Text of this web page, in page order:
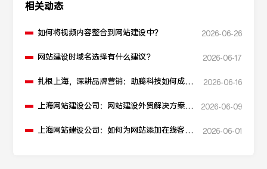
相关动态
如何将视频内容整合到网站建设中？ 2026-06-26
网站建设时域名选择有什么建议？ 2026-06-17
扎根上海，深耕品牌营销：助腾科技如何成为
2026-06-16
上海网站建设公司：网站建设外贸解决方案如
2026-06-09
上海网站建设公司：如何为网站添加在线客服
2026-06-01